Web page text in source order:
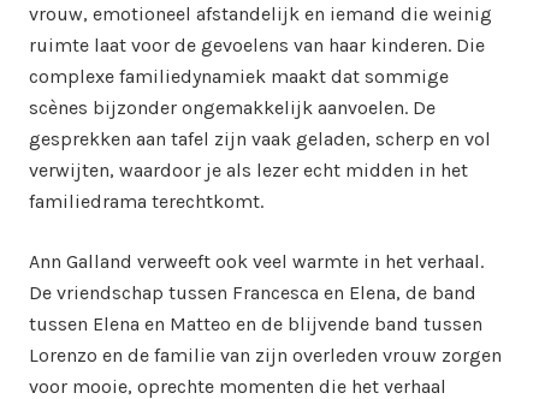
vrouw, emotioneel afstandelijk en iemand die weinig
ruimte laat voor de gevoelens van haar kinderen. Die
complexe familiedynamiek maakt dat sommige
scènes bijzonder ongemakkelijk aanvoelen. De
gesprekken aan tafel zijn vaak geladen, scherp en vol
verwijten, waardoor je als lezer echt midden in het
familiedrama terechtkomt.
Ann Galland verweeft ook veel warmte in het verhaal.
De vriendschap tussen Francesca en Elena, de band
tussen Elena en Matteo en de blijvende band tussen
Lorenzo en de familie van zijn overleden vrouw zorgen
voor mooie, oprechte momenten die het verhaal